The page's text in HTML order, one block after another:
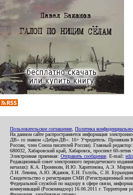
Пользовательское соглашение Политика
На данном сайте распространяется информация
ДВ» со знаком «Дебри-ДВ». 16+ Учредитель: Пронякин
России, член Союза писателей России). Главный
680032, Хабаровский край, Хабаровск, проспект 60-
Электронная приемная: Отправить сообщение . E-mail:
Редакционный совет электронного периодического
началах): К.А. Пронякин, И.Ю. Харитонова, А.Э.
Л.Н. Левина, А.Ю. Жданов, Е.Н. Голубь, С.Н.
Свидетельство о регистрации СМИ (Регистрационный
Федеральной службой по надзору в сфере связи,
коммуникаций (Роскомнадзор) 16.06.2011 г. Территория